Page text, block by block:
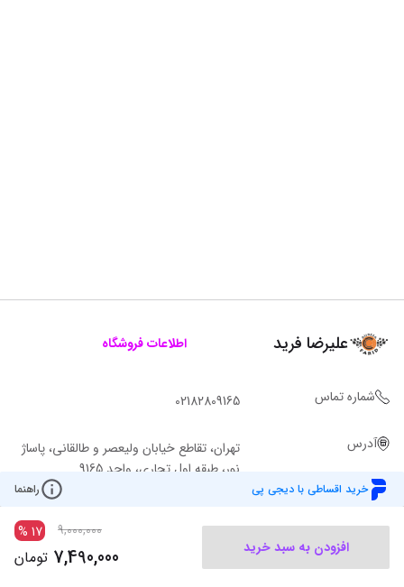
خرید اقساطی با دیجی پی راهنما
افزودن به سبد خرید
9,000,000
17
%
7,490,000 تومان
علیرضا فرید اطلاعات فروشگاه
شماره تماس 02182809165
آدرس
تهران، تقاطع خیابان ولیعصر و طالقانی، پاساژ
نور، طبقه اول تجاری، واحد 9165